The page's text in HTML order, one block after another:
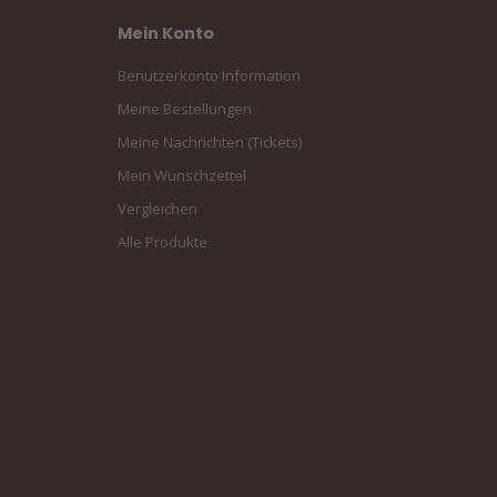
Mein Konto
Benutzerkonto Information
Meine Bestellungen
Meine Nachrichten (Tickets)
Mein Wunschzettel
Vergleichen
Alle Produkte